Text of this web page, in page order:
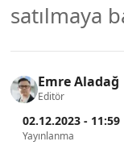
satılmaya
Emre Aladağ
Editör
02.12.2023 - 11:59
Yayınlanma